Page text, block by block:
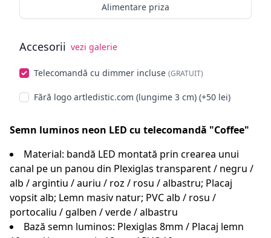
Alimentare priza
Accesorii vezi galerie
Telecomandă cu dimmer incluse (GRATUIT)
Fără logo artledistic.com (lungime 3 cm) (+50 lei)
Semn luminos neon LED cu telecomandă "Coffee"
Material: bandă LED montată prin crearea unui
canal pe un panou din Plexiglas transparent / negru /
alb / argintiu / auriu / roz / rosu / albastru; Placaj
vopsit alb; Lemn masiv natur; PVC alb / rosu /
portocaliu / galben / verde / albastru
Bază semn luminos: Plexiglas 8mm / Placaj lemn